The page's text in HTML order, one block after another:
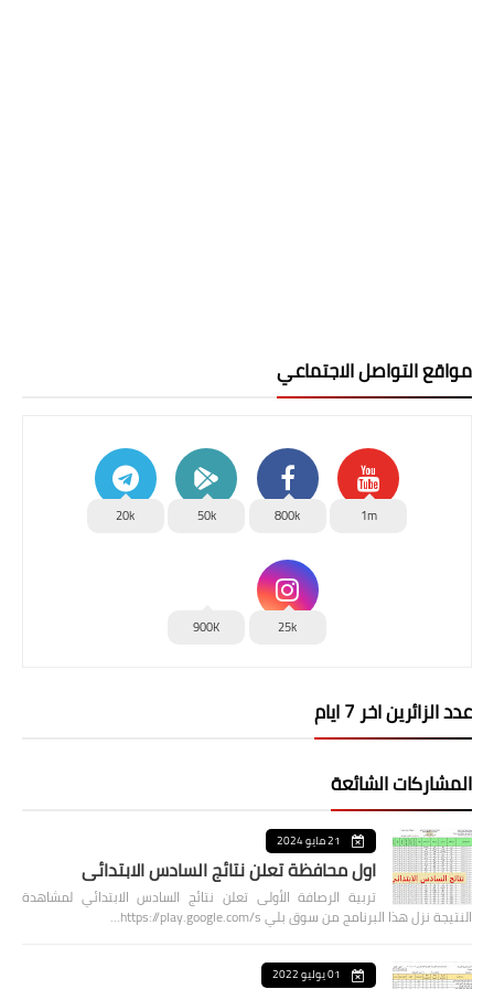
مواقع التواصل الاجتماعي
1m
800k
50k
20k
25k
900K
عدد الزائرين اخر 7 ايام
المشاركات الشائعة
21 مايو 2024
اول محافظة تعلن نتائج السادس الابتدائي
تربية الرصافة الأولى تعلن نتائج السادس الابتدائي لمشاهدة
النتيجة نزل هذا البرنامج من سوق بلي https://play.google.com/s…
01 يوليو 2022